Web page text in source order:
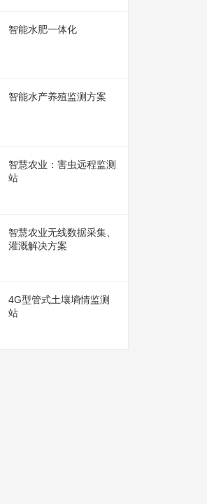
智能水肥一体化
智能水产养殖监测方案
智慧农业：害虫远程监测
站
智慧农业无线数据采集、
灌溉解决方案
4G型管式土壤墒情监测
站